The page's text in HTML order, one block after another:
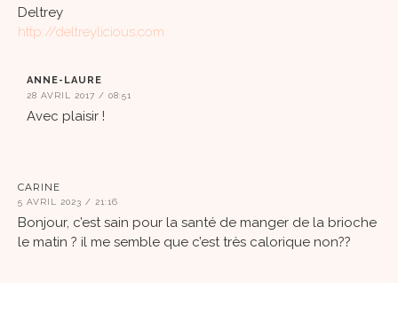
Deltrey
http://deltreylicious.com
ANNE-LAURE
28 AVRIL 2017 / 08:51
Avec plaisir !
CARINE
5 AVRIL 2023 / 21:16
Bonjour, c’est sain pour la santé de manger de la brioche
le matin ? il me semble que c’est très calorique non??